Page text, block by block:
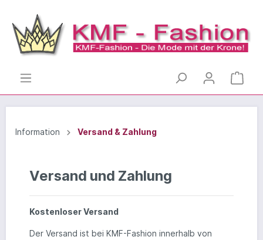
Information Versand & Zahlung
Versand und Zahlung
Kostenloser Versand
Der Versand ist bei KMF-Fashion innerhalb von